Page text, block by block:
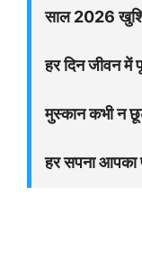
साल 2026
हर दिन जीवन में
मुस्कान कभी न
हर सपना आपका